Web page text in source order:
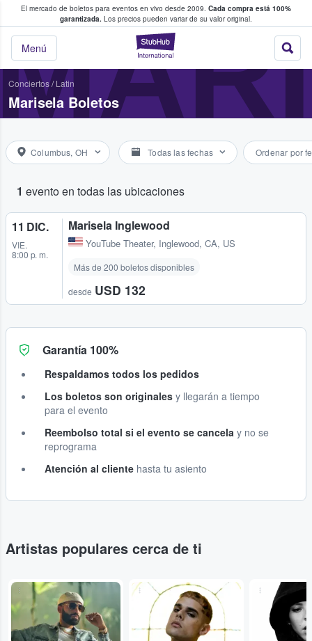
El mercado de boletos para eventos en vivo desde 2009. Cada compra está 100%
garantizada. Los precios pueden variar de su valor original.
StubHub: donde
Menú
fans compran y venden boletos
Conciertos/ Latin
Marisela Boletos
Columbus, OH Todas las fechas Ordenar por
1 evento en todas las ubicaciones
11 DIC.
VIE.
8:00 p. m.
Marisela Inglewood
YouTube Theater, Inglewood, CA, US
Más de 200 boletos disponibles
desde USD 132
Garantía 100%
Respaldamos todos los pedidos
Los boletos son originales y llegarán a tiempo
para el evento
Reembolso total si el evento se cancela y no se
reprograma
Atención al cliente hasta tu asiento
Artistas populares cerca de ti
... ... ...